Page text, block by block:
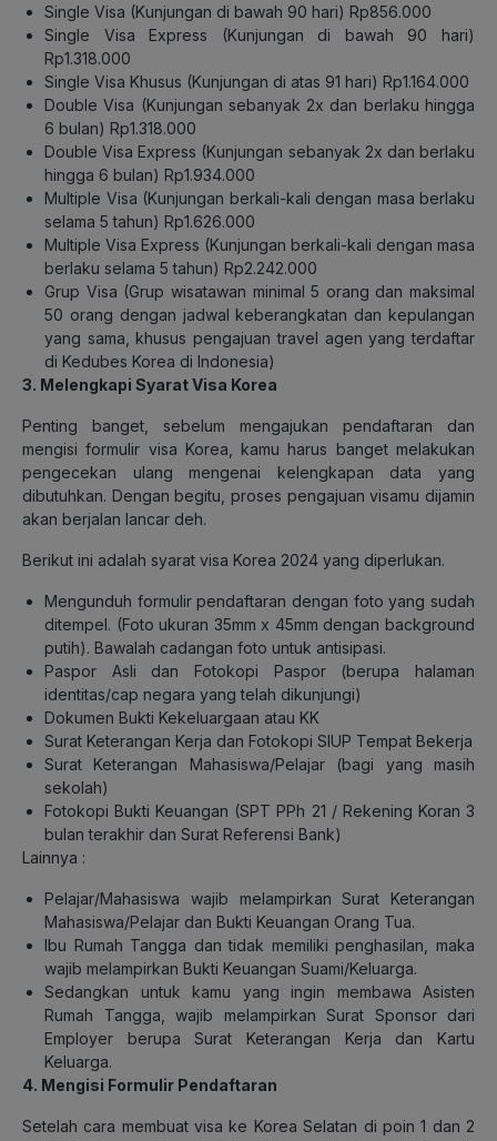
Single Visa (Kunjungan di bawah 90 hari) Rp856.000
Single Visa Express (Kunjungan di bawah 90 hari)
Rp1.318.000
Single Visa Khusus (Kunjungan di atas 91 hari) Rp1.164.000
Double Visa (Kunjungan sebanyak 2x dan berlaku hingga
6 bulan) Rp1.318.000
Double Visa Express (Kunjungan sebanyak 2x dan berlaku
hingga 6 bulan) Rp1.934.000
Multiple Visa (Kunjungan berkali-kali dengan masa berlaku
selama 5 tahun) Rp1.626.000
Multiple Visa Express (Kunjungan berkali-kali dengan masa
berlaku selama 5 tahun) Rp2.242.000
Grup Visa (Grup wisatawan minimal 5 orang dan maksimal
50 orang dengan jadwal keberangkatan dan kepulangan
yang sama, khusus pengajuan travel agen yang terdaftar
di Kedubes Korea di Indonesia)
3. Melengkapi Syarat Visa Korea
Penting banget, sebelum mengajukan pendaftaran dan
mengisi formulir visa Korea, kamu harus banget melakukan
pengecekan ulang mengenai kelengkapan data yang
dibutuhkan. Dengan begitu, proses pengajuan visamu dijamin
akan berjalan lancar deh.
Berikut ini adalah syarat visa Korea 2024 yang diperlukan.
Mengunduh formulir pendaftaran dengan foto yang sudah
ditempel. (Foto ukuran 35mm x 45mm dengan background
putih). Bawalah cadangan foto untuk antisipasi.
Paspor Asli dan Fotokopi Paspor (berupa halaman
identitas/cap negara yang telah dikunjungi)
Dokumen Bukti Kekeluargaan atau KK
Surat Keterangan Kerja dan Fotokopi SIUP Tempat Bekerja
Surat Keterangan Mahasiswa/Pelajar (bagi yang masih
sekolah)
Fotokopi Bukti Keuangan (SPT PPh 21 / Rekening Koran 3
bulan terakhir dan Surat Referensi Bank)
Lainnya :
Pelajar/Mahasiswa wajib melampirkan Surat Keterangan
Mahasiswa/Pelajar dan Bukti Keuangan Orang Tua.
Ibu Rumah Tangga dan tidak memiliki penghasilan, maka
wajib melampirkan Bukti Keuangan Suami/Keluarga.
Sedangkan untuk kamu yang ingin membawa Asisten
Rumah Tangga, wajib melampirkan Surat Sponsor dari
Employer berupa Surat Keterangan Kerja dan Kartu
Keluarga.
4. Mengisi Formulir Pendaftaran
Setelah cara membuat visa ke Korea Selatan di poin 1 dan 2